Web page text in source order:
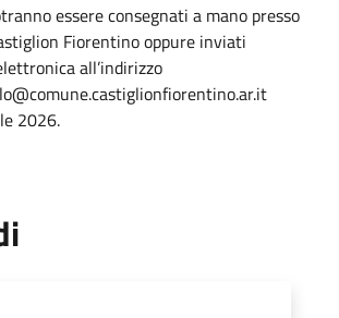
essere consegnati a mano presso
Fiorentino oppure inviati
all’indirizzo
2026.